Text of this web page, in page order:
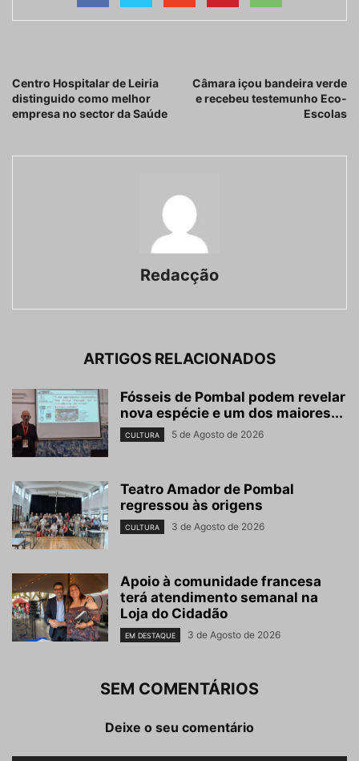
Centro Hospitalar de Leiria
distinguido como melhor
empresa no sector da Saúde
Câmara içou bandeira verde
e recebeu testemunho Eco-
Escolas
Redacção
ARTIGOS RELACIONADOS
Fósseis de Pombal podem revelar
nova espécie e um dos maiores...
CULTURA 5 de Agosto de 2026
Teatro Amador de Pombal
regressou às origens
CULTURA 3 de Agosto de 2026
Apoio à comunidade francesa
terá atendimento semanal na
Loja do Cidadão
EM DESTAQUE 3 de Agosto de 2026
SEM COMENTÁRIOS
Deixe o seu comentário